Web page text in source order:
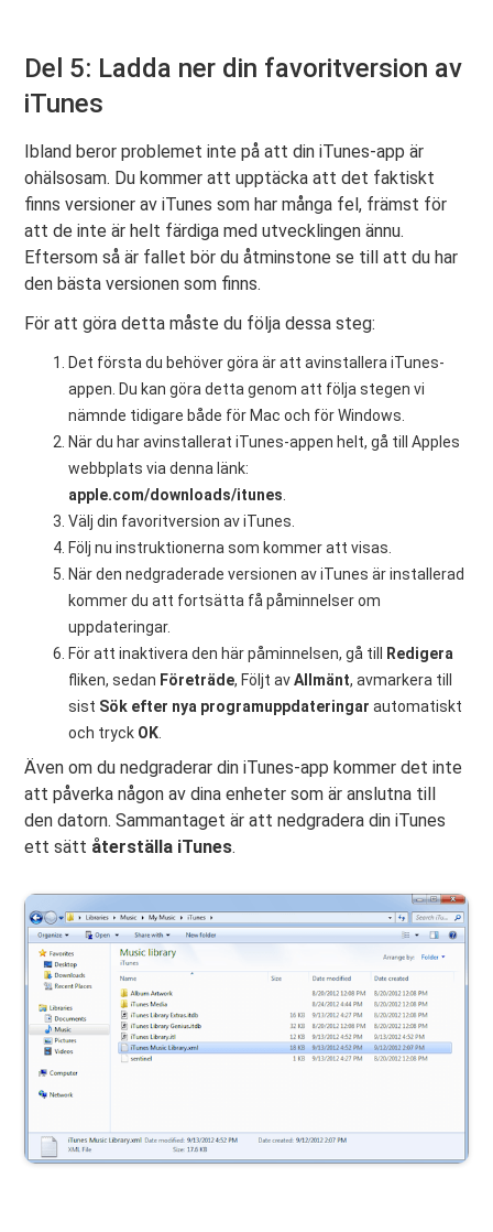
Del 5: Ladda ner din favoritversion av
iTunes
Ibland beror problemet inte på att din iTunes-app är
ohälsosam. Du kommer att upptäcka att det faktiskt
finns versioner av iTunes som har många fel, främst för
att de inte är helt färdiga med utvecklingen ännu.
Eftersom så är fallet bör du åtminstone se till att du har
den bästa versionen som finns.
För att göra detta måste du följa dessa steg:
Det första du behöver göra är att avinstallera iTunes-
appen. Du kan göra detta genom att följa stegen vi
nämnde tidigare både för Mac och för Windows.
När du har avinstallerat iTunes-appen helt, gå till Apples
webbplats via denna länk:
apple.com/downloads/itunes.
Välj din favoritversion av iTunes.
Följ nu instruktionerna som kommer att visas.
När den nedgraderade versionen av iTunes är installerad
kommer du att fortsätta få påminnelser om
uppdateringar.
För att inaktivera den här påminnelsen, gå till
Redigera
fliken, sedan Företräde, Följt avAllmänt, avmarkera till
sist Sök efter nya programuppdateringar automatiskt
och tryck OK.
Även om du nedgraderar din iTunes-app kommer det inte
att påverka någon av dina enheter som är anslutna till
den datorn. Sammantaget är att nedgradera din iTunes
ett sätt återställa iTunes.